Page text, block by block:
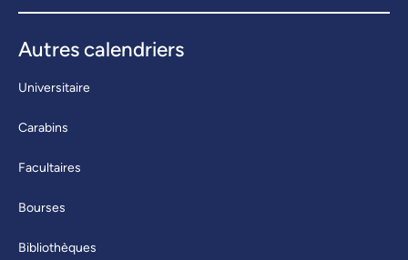
Autres calendriers
Universitaire
Carabins
Facultaires
Bourses
Bibliothèques